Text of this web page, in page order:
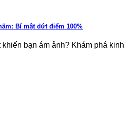
Bí mật dứt điểm 100%
bạn ám ảnh? Khám phá kinh